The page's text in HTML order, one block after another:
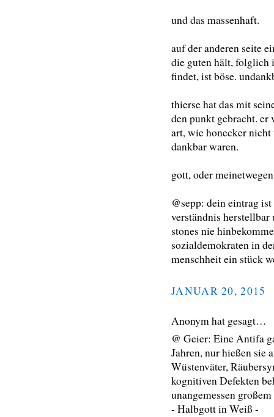
und das massenhaft.
auf der anderen seite
die guten hält, folglich
findet, ist böse.
thierse hat das mit
den punkt gebracht. er
art, wie honecker nicht
dankbar waren.
gott, oder
@sepp: dein eintrag
verständnis herstellbar
stones nie
sozialdemokraten in
menschheit ein stück
JANUAR 20, 2015
Anonym hat gesagt…
@ Geier: Eine Antifa
Jahren, nur hießen sie
Wüstenväter,
kognitiven Defekten
unangemessen
- Halbgott in Weiß -